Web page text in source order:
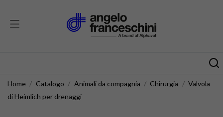
Home Catalogo Animali da compagnia Chirurgia
Valvola
di Heimlich per drenaggi